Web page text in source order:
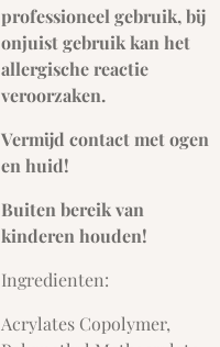
professioneel gebruik, bij
onjuist gebruik kan het
allergische reactie
veroorzaken.
Vermijd contact met ogen
en huid!
Buiten bereik van
kinderen houden!
Ingredienten:
Acrylates Copolymer,